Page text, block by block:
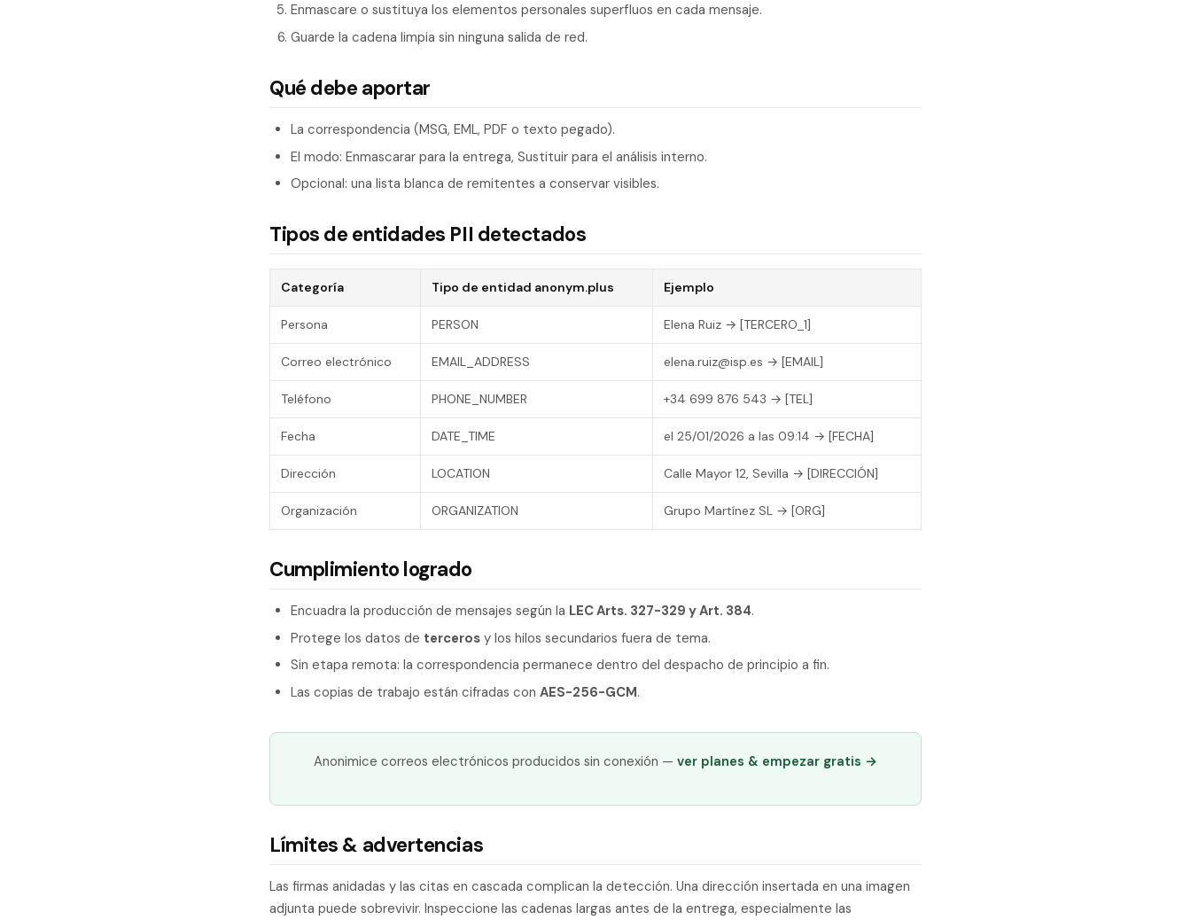
Enmascare o sustituya los elementos personales superfluos en cada mensaje.
Guarde la cadena limpia sin ninguna salida de red.
Qué debe aportar
La correspondencia (MSG, EML, PDF o texto pegado).
El modo: Enmascarar para la entrega, Sustituir para el análisis interno.
Opcional: una lista blanca de remitentes a conservar visibles.
Tipos de entidades PII detectados
Categoría Tipo de entidad anonym.plus Ejemplo
Persona PERSON Elena Ruiz → [TERCERO_1]
Correo electrónico EMAIL_ADDRESS elena.ruiz@isp.es → [EMAIL]
Teléfono PHONE_NUMBER +34 699 876 543 → [TEL]
Fecha DATE_TIME el 25/01/2026 a las 09:14 → [FECHA]
Dirección LOCATION Calle Mayor 12, Sevilla → [DIRECCIÓN]
Organización ORGANIZATION Grupo Martínez SL → [ORG]
Cumplimiento logrado
Encuadra la producción de mensajes según la LEC Arts. 327-329 y Art. 384.
Protege los datos de terceros y los hilos secundarios fuera de tema.
Sin etapa remota: la correspondencia permanece dentro del despacho de principio a fin.
Las copias de trabajo están cifradas con AES-256-GCM.
Anonimice correos electrónicos producidos sin conexión — ver planes & empezar gratis →
Límites & advertencias
Las firmas anidadas y las citas en cascada complican la detección. Una dirección insertada en una imagen
adjunta puede sobrevivir. Inspeccione las cadenas largas antes de la entrega, especialmente las